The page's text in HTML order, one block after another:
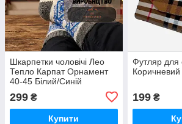
Шкарпетки чоловічі Лео
Тепло Карпат Орнамент
40-45 Білий/Синій
299 ₴
Купити
Футляр для
Коричневий
199₴